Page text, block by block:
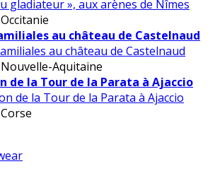
Occitanie
au château de Castelnaud
Nouvelle-Aquitaine
de la Tour de la Parata à Ajaccio
Corse